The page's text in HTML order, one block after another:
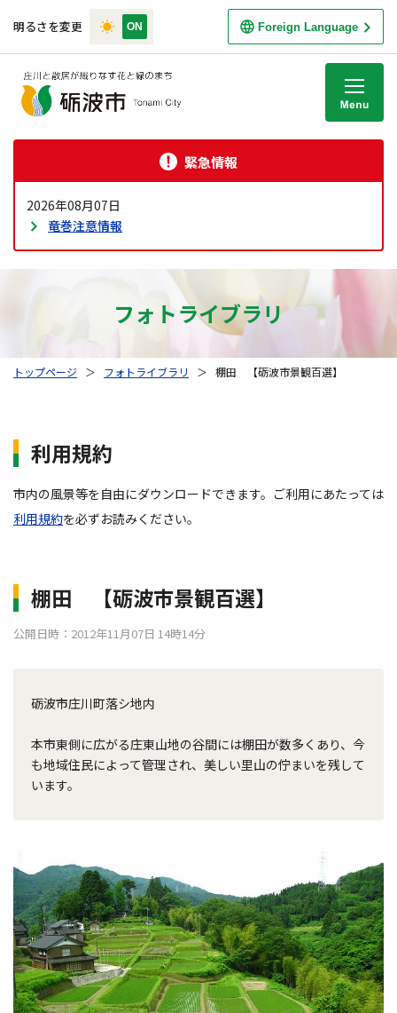
明るさを変更 Foreign Language
緊急情報
2026年08月07日
竜巻注意情報
フォトライブラリ
トップページ ＞ フォトライブラリ ＞ 棚田 【砺波市景観百選】
利用規約
市内の風景等を自由にダウンロードできます。ご利用にあたっては
利用規約を必ずお読みください。
棚田 【砺波市景観百選】
公開日時：2012年11月07日 14時14分
砺波市庄川町落シ地内
本市東側に広がる庄東山地の谷間には棚田が数多くあり、今
も地域住民によって管理され、美しい里山の佇まいを残して
います。